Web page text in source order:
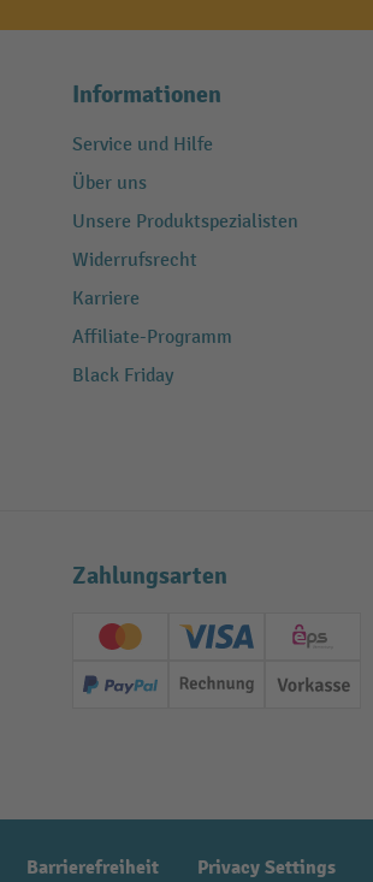
Informationen
Service und Hilfe
Über uns
Unsere Produktspezialisten
Widerrufsrecht
Karriere
Affiliate-Programm
Black Friday
Zahlungsarten
Creditcard (Master)Creditcard (Visa)
EPS
PayPal Rechnung Vorkasse
Barrierefreiheit Privacy Settings